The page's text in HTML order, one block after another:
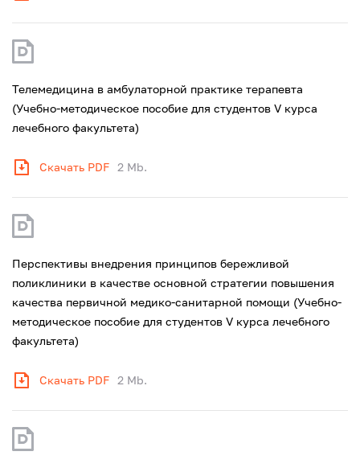
Телемедицина в амбулаторной практике терапевта
(Учебно-методическое пособие для студентов V курса
лечебного факультета)
Скачать PDF 2 Mb.
Перспективы внедрения принципов бережливой
поликлиники в качестве основной стратегии повышения
качества первичной медико-санитарной помощи (Учебно-
методическое пособие для студентов V курса лечебного
факультета)
Скачать PDF 2 Mb.